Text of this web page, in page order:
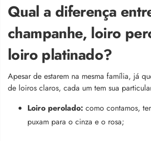
Qual a diferença
champanhe, loiro
loiro platinado?
Apesar de estarem na mesma família, já
de loiros claros, cada um tem sua
Loiro perolado: como contamos,
puxam para o cinza e o rosa;